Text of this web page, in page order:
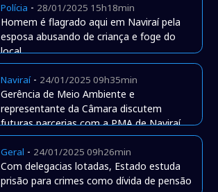
Polícia - 28/01/2025 15h18min
Homem é flagrado aqui em Naviraí pela
esposa abusando de criança e foge do
local
Naviraí- 24/01/2025 09h35min
Gerência de Meio Ambiente e
representante da Câmara discutem
futuras parcerias com a PMA de Naviraí
Geral - 24/01/2025 09h26min
Com delegacias lotadas, Estado estuda
prisão para crimes como dívida de pensão